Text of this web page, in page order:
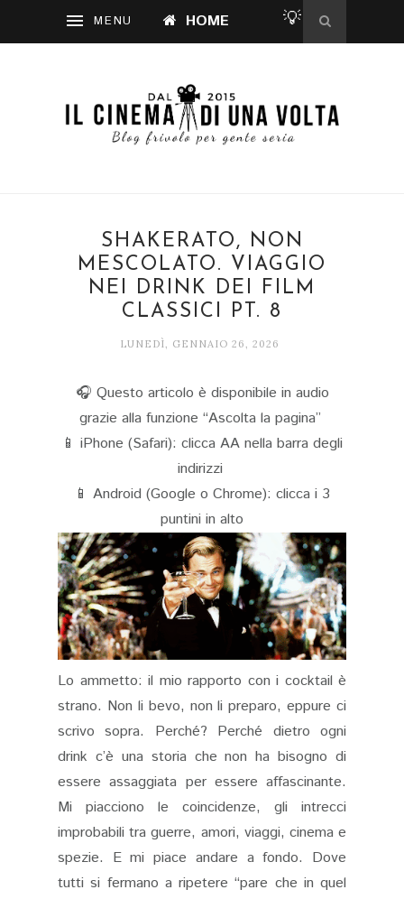
HOME 💡
SHAKERATO, NON
MESCOLATO. VIAGGIO
NEI DRINK DEI FILM
CLASSICI PT. 8
LUNEDÌ, GENNAIO 26, 2026
🎧 Questo articolo è disponibile in audio
grazie alla funzione “Ascolta la pagina”
📱 iPhone (Safari): clicca AA nella barra degli
indirizzi
📱 Android (Google o Chrome): clicca i 3
puntini in alto
Lo ammetto: il mio rapporto con i cocktail è
strano. Non li bevo, non li preparo, eppure ci
scrivo sopra. Perché? Perché dietro ogni
drink c’è una storia che non ha bisogno di
essere assaggiata per essere affascinante.
Mi piacciono le coincidenze, gli intrecci
improbabili tra guerre, amori, viaggi, cinema e
spezie. E mi piace andare a fondo. Dove
tutti si fermano a ripetere “pare che in quel